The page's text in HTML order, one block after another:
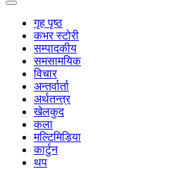
गृह पृष्ठ
कभर स्टोरी
सम्पादकीय
समसामयिक
विचार
अन्तर्वार्ता
अर्थतन्त्र
खेलकुद
कला
मल्टिमिडिया
कार्टुन
थप